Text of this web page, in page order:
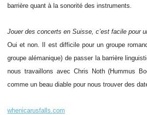
barrière quant à la sonorité des instruments.
Jouer des concerts en Suisse, c’est facile pour
Oui et non. Il est difficile pour un groupe
groupe alémanique) de passer la barrière
nous travaillons avec Chris Noth (Hummus
comme un beau diable pour nous trouver des
whenicarusfalls.com